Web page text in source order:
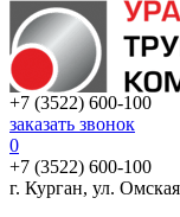
+7 (3522) 600-100
заказать звонок
0
+7 (3522) 600-100
г. Курган, ул.